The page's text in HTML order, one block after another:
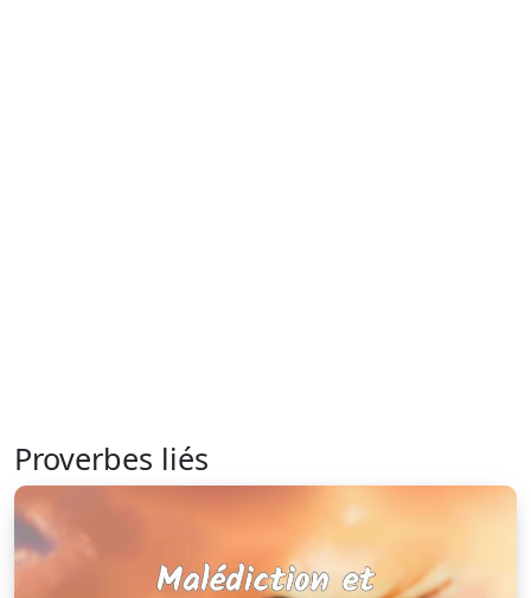
Proverbes liés